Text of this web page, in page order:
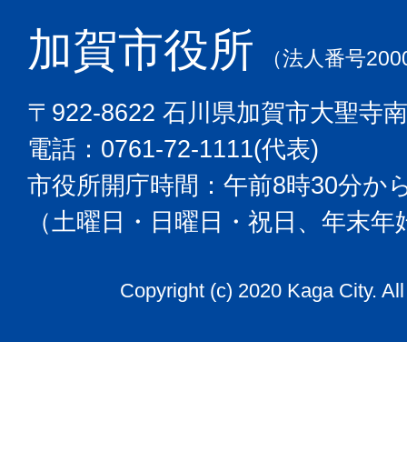
加賀市役所 （法人番号
〒922-8622 石川県加賀市大聖寺
電話：0761-72-1111(代表)
市役所開庁時間：午前8時30分か
（土曜日・日曜日・祝日、年末
Copyright (c) 2020 Kaga City.